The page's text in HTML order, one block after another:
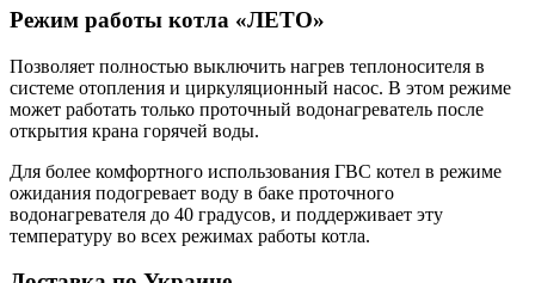
Режим работы котла «ЛЕТО»
Позволяет полностью выключить нагрев теплоносителя в
системе отопления и циркуляционный насос. В этом режиме
может работать только проточный водонагреватель после
открытия крана горячей воды.
Для более комфортного использования ГВС котел в режиме
ожидания подогревает воду в баке проточного
водонагревателя до 40 градусов, и поддерживает эту
температуру во всех режимах работы котла.